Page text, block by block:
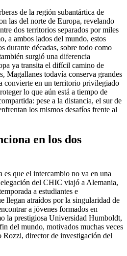
de la región subantártica de
las del norte de Europa, revelando
dos territorios separados por miles
a ambos lados del mundo, estos
durante décadas, sobre todo como
surgió una diferencia
ya transita el difícil camino de
Magallanes todavía conserva grandes
convierte en un territorio privilegiado
lo que aún está a tiempo de
pese a la distancia, el sur de
los mismos desafíos frente al
en los dos
es que el intercambio no va en una
del CHIC viajó a Alemania,
a estudiantes e
llegan atraídos por la singularidad de
a jóvenes formados en
la prestigiosa Universidad Humboldt,
del mundo, motivados muchas veces
director de investigación del